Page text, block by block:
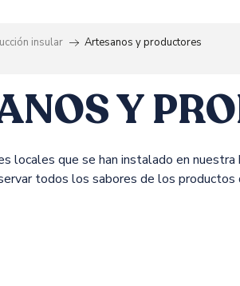
insular Artesanos y productores
Y
locales que se han instalado en
todos los sabores de los